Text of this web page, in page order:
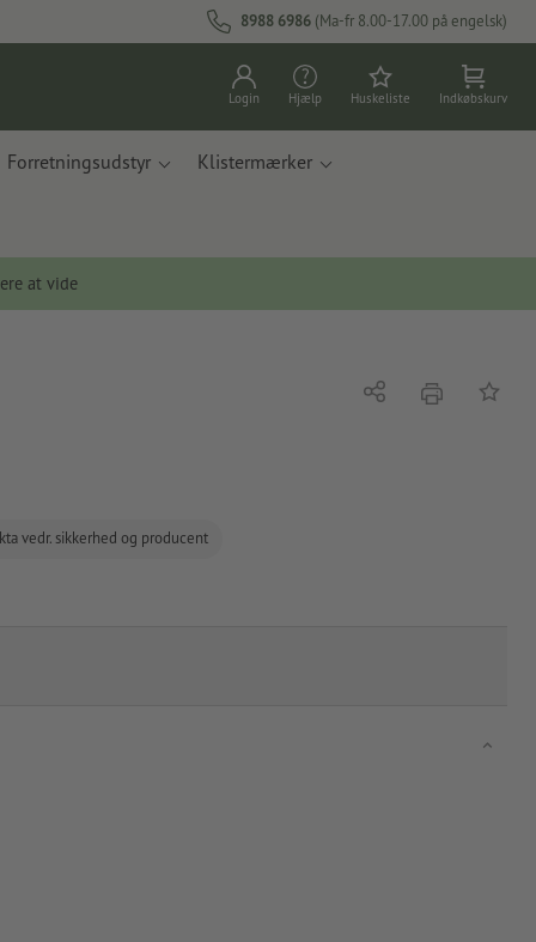
8988 6986 (Ma-fr 8.00-17.00 på engelsk)
Login Hjælp Huskeliste Indkøbskurv
Forretningsudstyr Klistermærker
at vide
vedr. sikkerhed og producent
Del tryk Tilføj